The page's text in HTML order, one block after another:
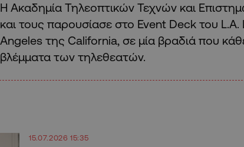
Η Ακαδημία Τηλεοπτικών Τεχνών και
και τους παρουσίασε στο Event Deck του
Angeles της California, σε μία βραδιά που
βλέμματα των τηλεθεατών.
15.07.2026 15:35